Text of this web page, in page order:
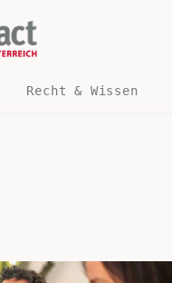
Recht & Wissen